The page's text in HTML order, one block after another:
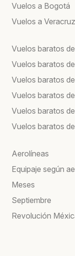
Vuelos a Bogotá
Vuelos a Veracruz
Vuelos baratos
Vuelos baratos
Vuelos baratos
Vuelos baratos
Vuelos baratos
Vuelos baratos
Aerolíneas
Equipaje según
Meses
Septiembre
Revolución